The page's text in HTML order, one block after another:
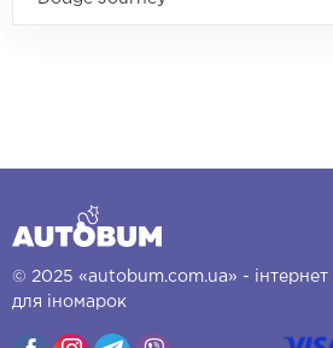
© 2025 «autobum.com.ua» - інтернет
для іномарок